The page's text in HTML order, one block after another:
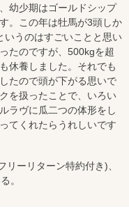
幼少期はゴールドシップ
。この年は牡馬が3頭しか
いうのはすごいことと思い
たのですが、500kgを超
休養しました。それでも
たので頭が下がる思いで
を扱ったことで、いろい
ラヴに瓜二つの体形をし
てくれたらうれしいです
ーリターン特約付き)、
。